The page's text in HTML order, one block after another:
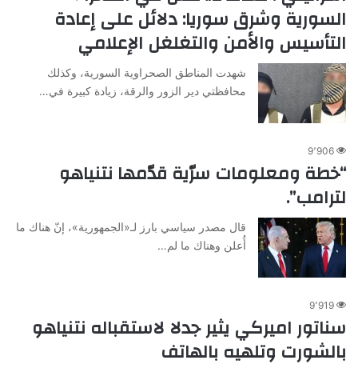
السورية وشرق سوريا: دلائل على إعادة
التأسيس والأمن والتغلغل الإعلامي
شهدت المناطق الصحراوية السورية، وكذلك
محافظتي دير الزور والرقة، زيادة كبيرة في…
9٬906
“خطة ومعلومات سرّية قدّمها نتنياهو
لترامب”.
قال مصدر سياسي بارز لـ«الجمهورية»، إنّ هناك ما
أُعلن وهناك ما لم…
9٬919
سناتور اميركي يثير جدلا لاستقباله نتنياهو
بالشورت وتلهيه بالهاتف